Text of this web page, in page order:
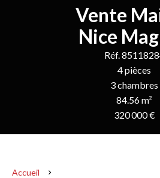
Vente
Nice
Réf.
4 pièces
3 chambres
84.56 m²
320 000 €
Accueil